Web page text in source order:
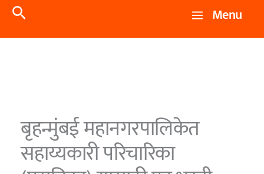
Search Menu
बृहन्मुंबई महानगरपालिकेत
सहाय्यकारी परिचारिका